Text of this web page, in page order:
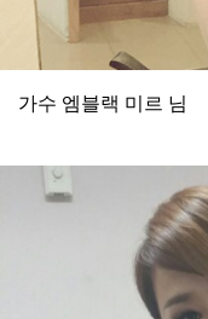
가수 엠블랙 미르 님